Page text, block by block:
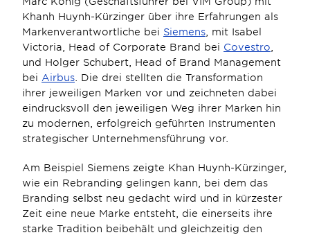
Khanh Huynh-Kürzinger über ihre Erfahrungen als
Markenverantwortliche bei Siemens , mit Isabel
Victoria, Head of Corporate Brand bei Covestro
und Holger Schubert, Head of Brand Management
bei Airbus . Die drei stellten die Transformation
ihrer jeweiligen Marken vor und zeichneten dabei
eindrucksvoll den jeweiligen Weg ihrer Marken hin
zu modernen, erfolgreich geführten Instrumenten
strategischer Unternehmensführung vor.
Am Beispiel Siemens zeigte Khan Huynh-Kürzinger,
wie ein Rebranding gelingen kann, bei dem das
Branding selbst neu gedacht wird und in kürzester
Zeit eine neue Marke entsteht, die einerseits ihre
starke Tradition beibehält und gleichzeitig den